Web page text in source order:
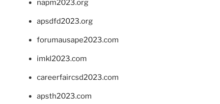
napm2023.org
apsdfd2023.org
forumausape2023.com
imkl2023.com
careerfaircsd2023.com
apsth2023.com